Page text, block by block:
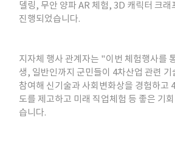
델링, 무안 양파 AR 체험, 3D 캐릭터 크래
진행되었습니다.
지자체 행사 관계자는 "이번 체험행사를
생, 일반인까지 군민들이 4차산업 관련 기
참여해 신기술과 사회변화상을 경험하고
도를 제고하고 미래 직업체험 등 좋은 기
습니다.